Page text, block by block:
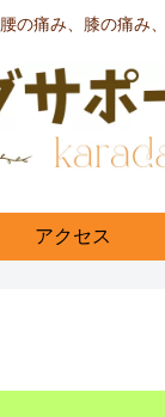
の痛み、膝の痛み
アクセス